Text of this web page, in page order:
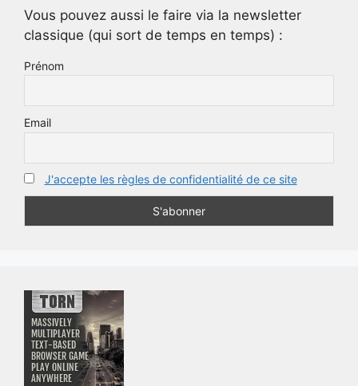
Vous pouvez aussi le faire via la newsletter
classique (qui sort de temps en temps) :
Prénom
Email
J'accepte les règles de confidentialité de ce site